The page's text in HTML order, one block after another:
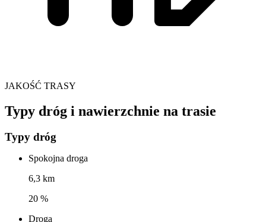
JAKOŚĆ TRASY
Typy dróg i nawierzchnie na trasie
Typy dróg
Spokojna droga
6,3 km
20 %
Droga